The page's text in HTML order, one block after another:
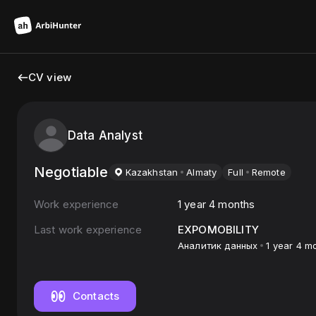
CV view
Data Analyst
Negotiable Kazakhstan Almaty Full Remote
Work experience
1 year 4 months
Last work experience
EXPOMOBILITY
Аналитик данных 1 year 4
Contacts